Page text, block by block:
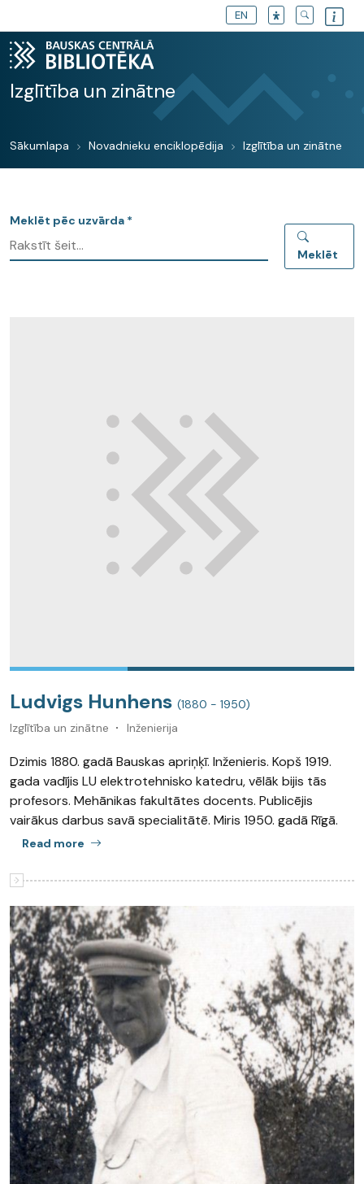
EN
Izglītība un zinātne
Sākumlapa Novadnieku enciklopēdija Izglītība un zinātne
Meklēt pēc uzvārda *
Meklēt
Ludvigs Hunhens (1880 - 1950)
Izglītība un zinātne
Inženierija
Dzimis 1880. gadā Bauskas apriņķī. Inženieris. Kopš 1919.
gada vadījis LU elektrotehnisko katedru, vēlāk bijis tās
profesors. Mehānikas fakultātes docents. Publicējis
vairākus darbus savā specialitātē. Miris 1950. gadā Rīgā.
Read more